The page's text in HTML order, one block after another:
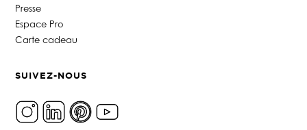
Presse
Espace Pro
Carte cadeau
SUIVEZ-NOUS